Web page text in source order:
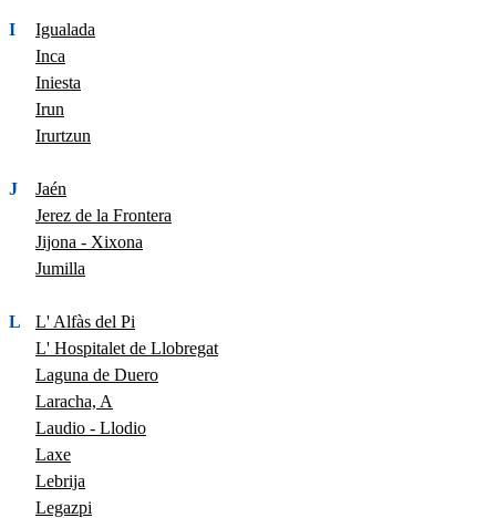
I
Igualada
Inca
Iniesta
Irun
Irurtzun
J
Jaén
Jerez de la Frontera
Jijona - Xixona
Jumilla
L
L' Alfàs del Pi
L' Hospitalet de Llobregat
Laguna de Duero
Laracha, A
Laudio - Llodio
Laxe
Lebrija
Legazpi